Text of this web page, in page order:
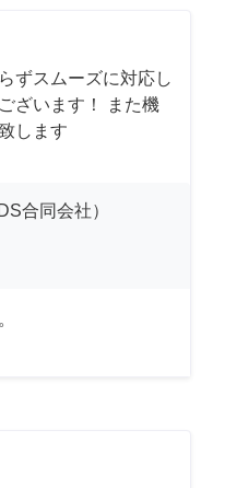
ずスムーズに対応し
ざいます！ また機
します
合同会社）